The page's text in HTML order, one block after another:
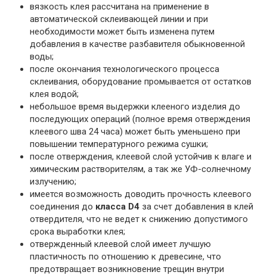
вязкость клея рассчитана на применение в
автоматической склеивающей линии и при
необходимости может быть изменена путем
добавления в качестве разбавителя обыкновенной
воды;
после окончания технологического процесса
склеивания, оборудование промывается от остатков
клея водой;
небольшое время выдержки клееного изделия до
последующих операций (полное время отверждения
клеевого шва 24 часа) может быть уменьшено при
повышении температурного режима сушки;
после отверждения, клеевой слой устойчив к влаге и
химическим растворителям, а так же УФ-солнечному
излучению;
имеется возможность доводить прочность клеевого
соединения до класса D4 за счет добавления в клей
отвердителя, что не ведет к снижению допустимого
срока выработки клея;
отвержденный клеевой слой имеет лучшую
пластичность по отношению к древесине, что
предотвращает возникновение трещин внутри